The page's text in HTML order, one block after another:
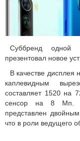
Суббренд одной
презентовал новое
В качестве дисплея
каплевидным
составляет 1520 на
сенсор на 8 Мп.
представлен
что в роли ведущего